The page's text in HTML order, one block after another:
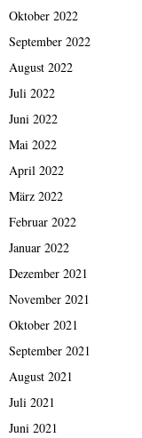
Oktober 2022
September 2022
August 2022
Juli 2022
Juni 2022
Mai 2022
April 2022
März 2022
Februar 2022
Januar 2022
Dezember 2021
November 2021
Oktober 2021
September 2021
August 2021
Juli 2021
Juni 2021